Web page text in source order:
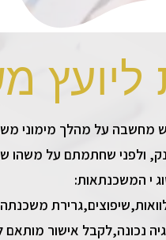
ליועץ
ולפני שחתמתם על משהו
י המשכנתאות
נכונה,לקבל אישור